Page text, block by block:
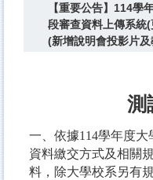
【重要公告】114學
段審查資料上傳系統
(新增說明會投影片
測
一、依據114學年度
資料繳交方式及相關
料，除大學校系另有